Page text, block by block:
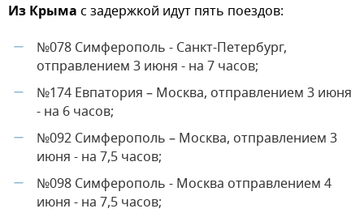
Из Крыма с задержкой идут пять поездов:
—
№078 Симферополь - Санкт-Петербург,
отправлением 3 июня - на 7 часов;
—
№174 Евпатория – Москва, отправлением 3 июня
- на 6 часов;
—
№092 Симферополь – Москва, отправлением 3
июня - на 7,5 часов;
—
№098 Симферополь - Москва отправлением 4
июня - на 7,5 часов;